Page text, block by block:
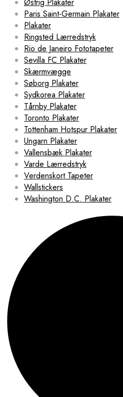
Paris Saint-Germain Plakater
Plakater
Ringsted Lærredstryk
Rio de Janeiro Fototapeter
Sevilla FC Plakater
Skærmvægge
Søborg Plakater
Sydkorea Plakater
Tårnby Plakater
Toronto Plakater
Tottenham Hotspur Plakater
Ungarn Plakater
Vallensbæk Plakater
Varde Lærredstryk
Verdenskort Tapeter
Wallstickers
Washington D.C. Plakater